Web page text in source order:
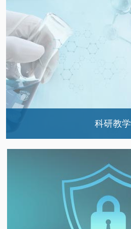
生免1组介绍
分子组介绍
发热门诊实验室
科研教学